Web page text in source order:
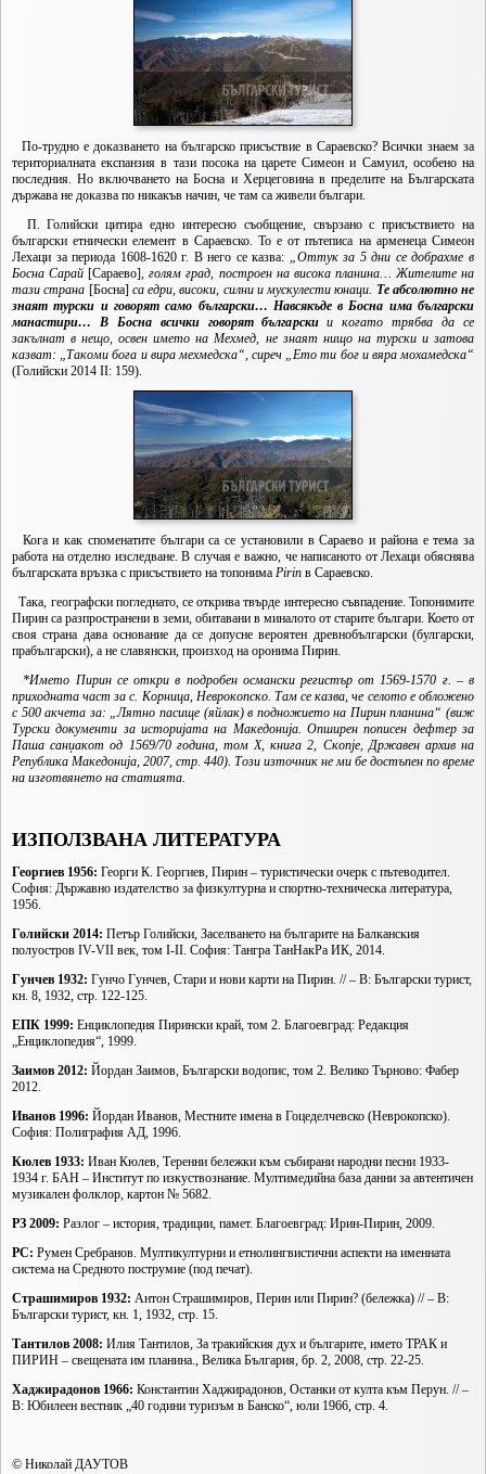
По-трудно е доказването на българско присъствие в Сараевско? Всички знаем за
териториалната експанзия в тази посока на царете Симеон и Самуил, особено на
последния. Но включването на Босна и Херцеговина в пределите на Българската
държава не доказва по никакъв начин, че там са живели българи.
П. Голийски цитира едно интересно съобщение, свързано с присъствието на
български етнически елемент в Сараевско. То е от пътеписа на арменеца Симеон
Лехаци за периода 1608-1620 г. В него се казва: „Оттук за 5 дни се добрахме в
Босна Сарай [Сараево], голям град, построен на висока планина…Жителите на
тази страна [Босна] са едри, високи, силни и мускулести юнаци. Те абсолютно не
знаят турски и говорят само български… Навсякъде в Босна има български
манастири… В Босна всички говорят български и когато трябва да се
закълнат в нещо, освен името на Мехмед, не знаят нищо на турски и затова
казват: „Такоми бога и вира мехмедска“, сиреч „Ето ти бог и вяра мохамедска“
(Голийски 2014 II: 159).
Кога и как споменатите българи са се установили в Сараево и района е тема за
работа на отделно изследване. В случая е важно, че написаното от Лехаци обяснява
българската връзка с присъствието на топонима Pirin в Сараевско.
Така, географски погледнато, се открива твърде интересно съвпадение. Топонимите
Пирин са разпространени в земи, обитавани в миналото от старите българи. Което от
своя страна дава основание да се допусне вероятен древнобългарски (булгарски,
прабългарски), а не славянски, произход на оронима Пирин.
*Името Пирин се откри в подробен османски регистър от 1569-1570 г. – в
приходната част за с. Корница, Неврокопско. Там се казва, че селото е обложено
с 500 акчета за: „Лятно пасище (яйлак) в подножието на Пирин планина“ (виж
Турски документи за историjата на Македониjа. Опширен пописен дефтер за
Паша санџакот од 1569/70 година, том X, книга 2, Скопjе, Државен архив на
Република Македониjа, 2007, стр. 440). Този източник не ми бе достъпен по време
на изготвянето на статията.
ИЗПОЛЗВАНА ЛИТЕРАТУРА
Георгиев 1956: Георги К. Георгиев, Пирин – туристически очерк с пътеводител.
София: Държавно издателство за физкултурна и спортно-техническа литература,
1956.
Голийски 2014: Петър Голийски, Заселването на българите на Балканския
полуостров IV-VII век, том I-II. София: Тангра ТанНакРа ИК, 2014.
Гунчев 1932: Гунчо Гунчев, Стари и нови карти на Пирин. // – В: Български турист,
кн. 8, 1932, стр. 122-125.
ЕПК 1999: Енциклопедия Пирински край, том 2. Благоевград: Редакция
„Енциклопедия“, 1999.
Заимов 2012: Йордан Заимов, Български водопис, том 2. Велико Търново: Фабер
2012.
Иванов 1996: Йордан Иванов, Местните имена в Гоцеделчевско (Неврокопско).
София: Полиграфия АД, 1996.
Кюлев 1933: Иван Кюлев, Теренни бележки към събирани народни песни 1933-
1934 г. БАН – Институт по изкуствознание. Мултимедийна база данни за автентичен
музикален фолклор, картон № 5682.
РЗ 2009: Разлог – история, традиции, памет. Благоевград: Ирин-Пирин, 2009.
РС: Румен Сребранов. Мултикултурни и етнолингвистични аспекти на именната
система на Средното пострумие (под печат).
Страшимиров 1932: Антон Страшимиров, Перин или Пирин? (бележка) // – В:
Български турист, кн. 1, 1932, стр. 15.
Тантилов 2008: Илия Тантилов, За тракийския дух и българите, името ТРАК и
ПИРИН – свещената им планина., Велика България, бр. 2, 2008, стр. 22-25.
Хаджирадонов 1966: Константин Хаджирадонов, Останки от култа към Перун. // –
В: Юбилеен вестник „40 години туризъм в Банско“, юли 1966, стр. 4.
© Николай ДАУТОВ